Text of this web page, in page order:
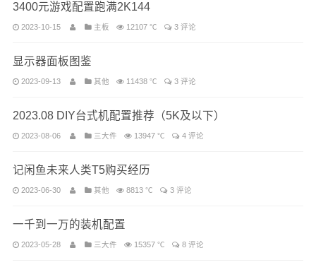
3400元游戏配置跑满2K144
2023-10-15 主板 12107 ℃ 3 评论
显示器面板图鉴
2023-09-13 其他 11438 ℃ 3 评论
2023.08 DIY台式机配置推荐（5K及以下）
2023-08-06 三大件 13947 ℃ 4 评论
​记闲鱼未来人类T5购买经历
2023-06-30 其他 8813 ℃ 3 评论
一千到一万的装机配置
2023-05-28 三大件 15357 ℃ 8 评论